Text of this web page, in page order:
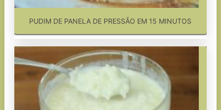
PUDIM DE PANELA DE PRESSÃO EM 15 MINUTOS